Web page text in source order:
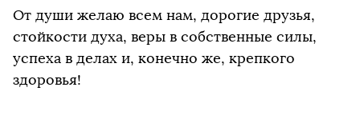
От души желаю всем нам, дорогие друзья,
стойкости духа, веры в собственные силы,
успеха в делах и, конечно же, крепкого
здоровья!